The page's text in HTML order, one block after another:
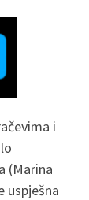
i
(Marina
uspješna